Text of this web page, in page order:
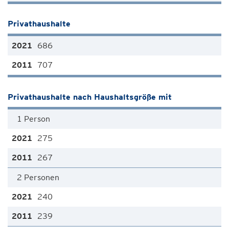
Privathaushalte
686
707
Privathaushalte nach Haushaltsgröße mit
1 Person
275
267
2 Personen
240
239